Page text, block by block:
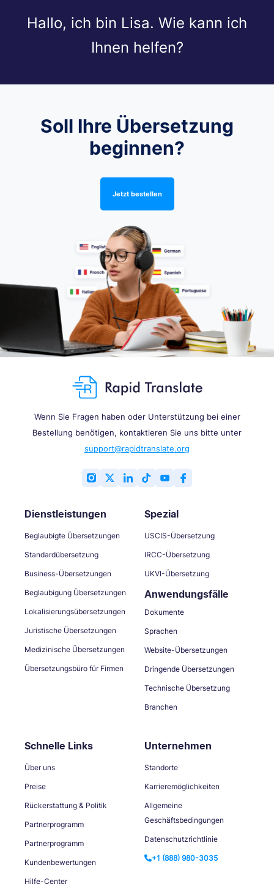
Hallo, ich bin Lisa. Wie kann ich
Ihnen helfen?
Soll Ihre Übersetzung
beginnen?
Jetzt bestellen
Wenn Sie Fragen haben oder Unterstützung bei einer
Bestellung benötigen, kontaktieren Sie uns bitte unter
support@rapidtranslate.org
Dienstleistungen
Beglaubigte Übersetzungen
Standardübersetzung
Business-Übersetzungen
Beglaubigung Übersetzungen
Lokalisierungsübersetzungen
Juristische Übersetzungen
Medizinische Übersetzungen
Übersetzungsbüro für Firmen
Spezial
USCIS-Übersetzung
IRCC-Übersetzung
UKVI-Übersetzung
Anwendungsfälle
Dokumente
Sprachen
Website-Übersetzungen
Dringende Übersetzungen
Technische Übersetzung
Branchen
Schnelle Links
Über uns
Preise
Rückerstattung & Politik
Partnerprogramm
Partnerprogramm
Kundenbewertungen
Hilfe-Center
Unternehmen
Standorte
Karrieremöglichkeiten
Allgemeine
Geschäftsbedingungen
Datenschutzrichtlinie
+1 (888) 980-3035